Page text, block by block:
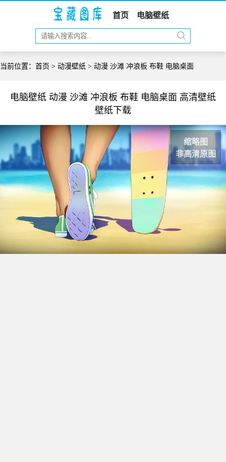
首页 电脑壁纸
当前位置： 首页 > 动漫壁纸 > 动漫 沙滩 冲浪板 布鞋 电脑桌面
电脑壁纸 动漫 沙滩 冲浪板 布鞋 电脑桌面 高清壁纸
壁纸下载
缩略图
非高清原图